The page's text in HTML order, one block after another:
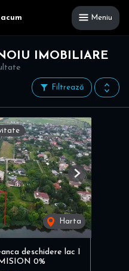
Meniu
IMOBILIARE
Filtrează
Harta
Next
deschidere lac I
0%